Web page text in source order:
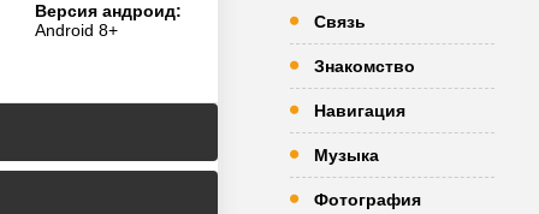
Версия андроид:
Android 8+
Связь
Знакомство
Навигация
Музыка
Фотография